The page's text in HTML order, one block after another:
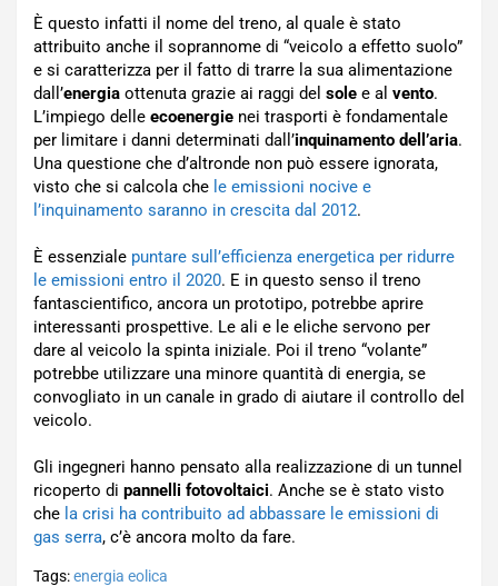
È questo infatti il nome del treno, al quale è stato
attribuito anche il soprannome di “veicolo a effetto suolo”
e si caratterizza per il fatto di trarre la sua alimentazione
dall’energia ottenuta grazie ai raggi del sole e al vento.
L’impiego delle ecoenergie nei trasporti è fondamentale
per limitare i danni determinati dall’inquinamento dell’aria.
Una questione che d’altronde non può essere ignorata,
visto che si calcola che le emissioni nocive e
l’inquinamento saranno in crescita dal 2012.
È essenziale puntare sull’efficienza energetica per ridurre
le emissioni entro il 2020. E in questo senso il treno
fantascientifico, ancora un prototipo, potrebbe aprire
interessanti prospettive. Le ali e le eliche servono per
dare al veicolo la spinta iniziale. Poi il treno “volante”
potrebbe utilizzare una minore quantità di energia, se
convogliato in un canale in grado di aiutare il controllo del
veicolo.
Gli ingegneri hanno pensato alla realizzazione di un tunnel
ricoperto di pannelli fotovoltaici. Anche se è stato visto
che la crisi ha contribuito ad abbassare le emissioni di
gas serra, c’è ancora molto da fare.
Tags:energia eolica